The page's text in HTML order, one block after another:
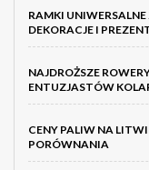
RAMKI
DEKORACJE I
NAJDROŻSZE
ENTUZJASTÓW
CENY PALIW NA
PORÓWNANIA